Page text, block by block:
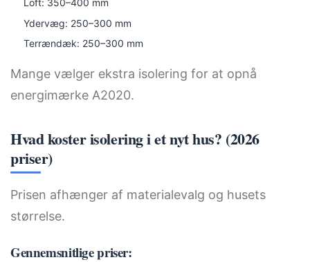
Loft: 350–400 mm
Ydervæg: 250–300 mm
Terrændæk: 250–300 mm
Mange vælger ekstra isolering for at opnå
energimærke A2020.
Hvad koster isolering i et nyt hus? (2026
priser)
Prisen afhænger af materialevalg og husets
størrelse.
Gennemsnitlige priser: